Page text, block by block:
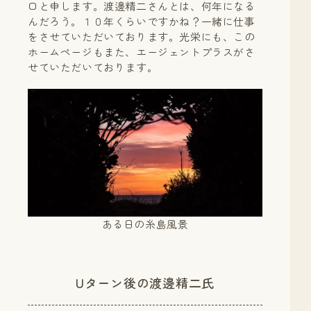
口と申します。渡邊精二さんとは、何年になる
んだろう。１０年くらいですかね？一緒に仕事
をさせていただいております。光栄にも、この
ホームページもまた、エージェントプラスがさ
せていただいております。
ある日の糸島風景
Uターン後の渡邊精二氏